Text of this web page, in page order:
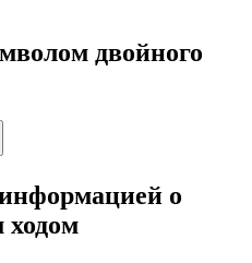
двойного
о
ходом